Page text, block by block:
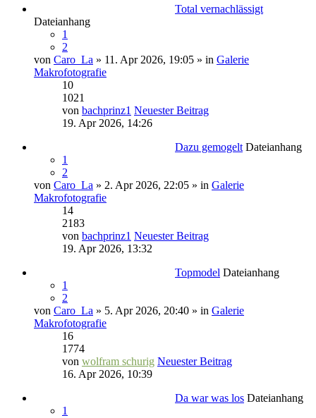
Total vernachlässigt
Dateianhang
1
2
von Caro_La » 11. Apr 2026, 19:05 » in Galerie
Makrofotografie
10
1021
von bachprinz1 Neuester Beitrag
19. Apr 2026, 14:26
Dazu gemogelt Dateianhang
1
2
von Caro_La » 2. Apr 2026, 22:05 » in Galerie
Makrofotografie
14
2183
von bachprinz1 Neuester Beitrag
19. Apr 2026, 13:32
Topmodel Dateianhang
1
2
von Caro_La » 5. Apr 2026, 20:40 » in Galerie
Makrofotografie
16
1774
von wolfram schurig Neuester Beitrag
16. Apr 2026, 10:39
Da war was los Dateianhang
1